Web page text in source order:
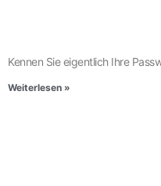
Kennen Sie eigentlich Ihre
Weiterlesen »